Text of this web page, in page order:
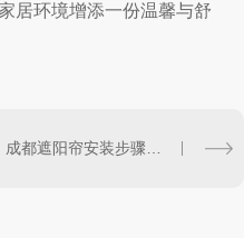
居环境增添一份温馨与舒